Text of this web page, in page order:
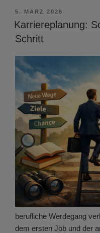
VERÖFFENTLICHT
AM
5. MÄRZ 2026
Karriereplanung:
Schritt
berufliche Werdegang
dem ersten Job und der